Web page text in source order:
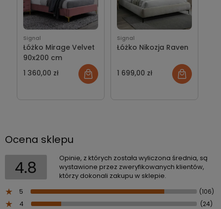
Signal
Łóżko Mirage Velvet
90x200 cm
1 360,00 zł
Signal
Łóżko Nikozja Raven
1 699,00 zł
Ocena sklepu
4.8
Opinie, z których została wyliczona średnia, są
wystawione przez zweryfikowanych klientów,
którzy dokonali zakupu w sklepie.
5
(106)
4 (24)